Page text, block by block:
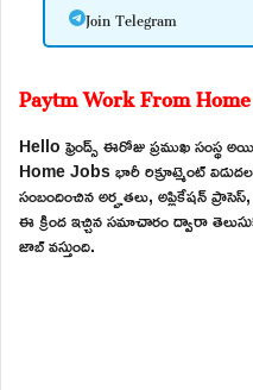
Join Telegram
Paytm Work From
Hello ఫ్రెండ్స్ ఈరోజు ప్రముఖ సంస్థ
Home Jobs భారీ రిక్రూట్మెంట్
సంబందించిన అర్హతలు, అప్లికేషన్
ఈ క్రింద ఇచ్చిన సమాచారం ద్వారా
జాబ్ వస్తుంది.